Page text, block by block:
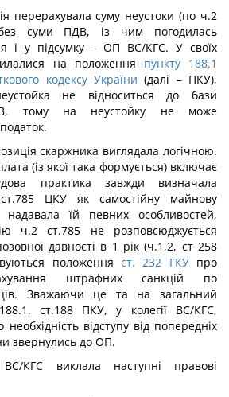
перерахувала суму неустоки (по ч.2
суми ПДВ, із чим погодилась
і у підсумку – ОП ВС/КГС. У своїх
на положення пункту 188.1
кодексу України(далі – ПКУ),
не відноситься до бази
тому на неустойку не може
скаржника виглядала логічною.
(із якої така формується) включає
практика завжди визначала
ЦКУ як самостійну майнову
надавала їй певних особливостей,
ч.2 ст.785 не розповсюджується
давності в 1 рік (ч.1,2, ст 258
положення ст. 232 ГКУпро
штрафних санкцій по
Зважаючи це та на загальний
ст.188 ПКУ, у колегії ВС/КГС,
відступу від попередніх
звернулись до ОП.
КГС виклала наступні правові